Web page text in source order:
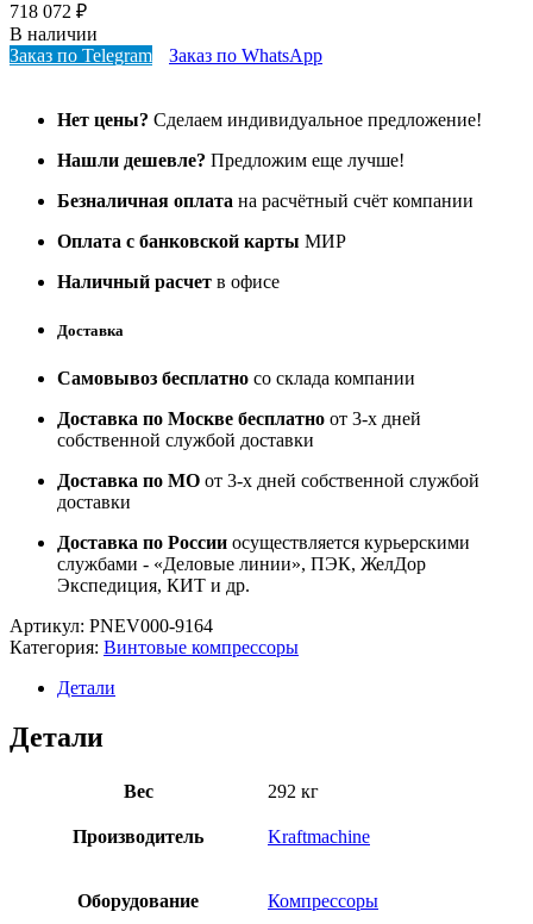
718 072 ₽
В наличии
Заказ по Telegram
Заказ по WhatsApp
Нет цены? Сделаем индивидуальное предложение!
Нашли дешевле? Предложим еще лучше!
Безналичная оплата на расчётный счёт компании
Оплата с банковской карты МИР
Наличный расчет в офисе
Доставка
Самовывоз бесплатно со склада компании
Доставка по Москве бесплатно от 3-х дней
собственной службой доставки
Доставка по МО от 3-х дней собственной службой
доставки
Доставка по России осуществляется курьерскими
службами - «Деловые линии», ПЭК, ЖелДор
Экспедиция, КИТ и др.
Артикул: PNEV000-9164
Категория: Винтовые компрессоры
Детали
Детали
Вес 292 кг
Производитель Kraftmachine
Оборудование Компрессоры